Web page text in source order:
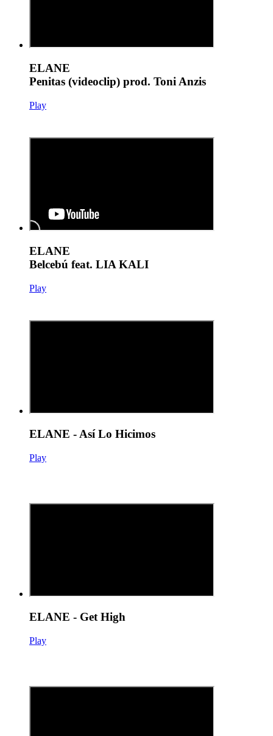
ELANE
Penitas (videoclip) prod. Toni Anzis
Play
ELANE
Belcebú feat. LIA KALI
Play
ELANE - Así Lo Hicimos
Play
ELANE - Get High
Play